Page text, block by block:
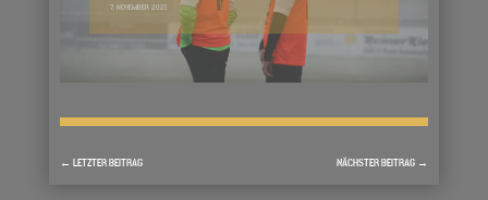
7. NOVEMBER 2021
← LETZTER BEITRAG NÄCHSTER BEITRAG →